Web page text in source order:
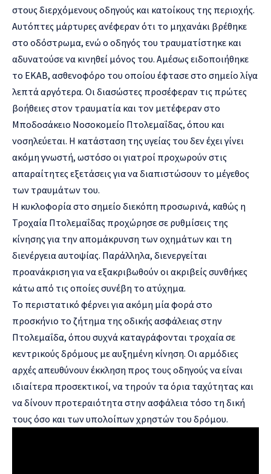
στους διερχόμενους οδηγούς και κατοίκους της περιοχής.
Αυτόπτες μάρτυρες ανέφεραν ότι το μηχανάκι βρέθηκε
στο οδόστρωμα, ενώ ο οδηγός του τραυματίστηκε και
αδυνατούσε να κινηθεί μόνος του. Αμέσως ειδοποιήθηκε
το ΕΚΑΒ, ασθενοφόρο του οποίου έφτασε στο σημείο λίγα
λεπτά αργότερα. Οι διασώστες προσέφεραν τις πρώτες
βοήθειες στον τραυματία και τον μετέφεραν στο
Μποδοσάκειο Νοσοκομείο Πτολεμαΐδας, όπου και
νοσηλεύεται. Η κατάσταση της υγείας του δεν έχει γίνει
ακόμη γνωστή, ωστόσο οι γιατροί προχωρούν στις
απαραίτητες εξετάσεις για να διαπιστώσουν το μέγεθος
των τραυμάτων του.
Η κυκλοφορία στο σημείο διεκόπη προσωρινά, καθώς η
Τροχαία Πτολεμαΐδας προχώρησε σε ρυθμίσεις της
κίνησης για την απομάκρυνση των οχημάτων και τη
διενέργεια αυτοψίας. Παράλληλα, διενεργείται
προανάκριση για να εξακριβωθούν οι ακριβείς συνθήκες
κάτω από τις οποίες συνέβη το ατύχημα.
Το περιστατικό φέρνει για ακόμη μία φορά στο
προσκήνιο το ζήτημα της οδικής ασφάλειας στην
Πτολεμαΐδα, όπου συχνά καταγράφονται τροχαία σε
κεντρικούς δρόμους με αυξημένη κίνηση. Οι αρμόδιες
αρχές απευθύνουν έκκληση προς τους οδηγούς να είναι
ιδιαίτερα προσεκτικοί, να τηρούν τα όρια ταχύτητας και
να δίνουν προτεραιότητα στην ασφάλεια τόσο τη δική
τους όσο και των υπολοίπων χρηστών του δρόμου.